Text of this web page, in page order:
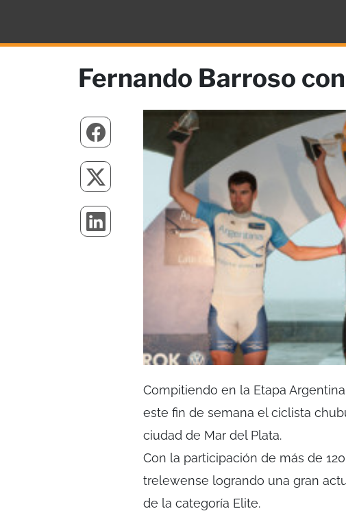
Fernando Barroso
Compitiendo en la Etapa
este fin de semana el ciclista
ciudad de Mar del Plata.
Con la participación de más de
trelewense logrando una gran
de la categoría Elite.